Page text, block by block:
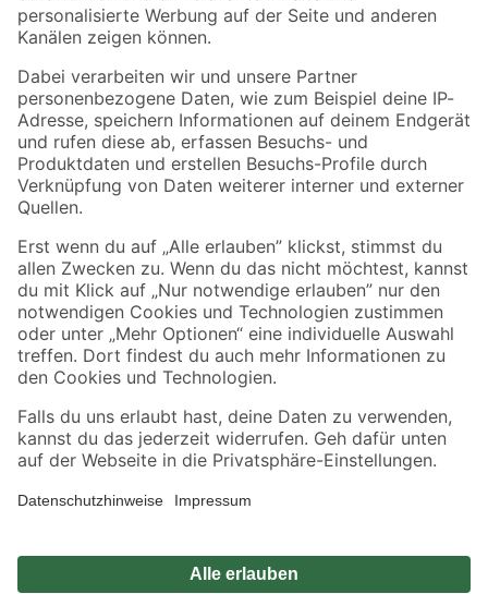
Folge uns
Zahlungsarten Versandarten
Sicher einkaufen
Jetzt die toom-App herunterladen
Alle Preisangaben in EUR inkl. gesetzl. MwSt.. Die dargestellten Angebote sind unter
Umständen nicht in allen Märkten verfügbar. Die angegebenen Verfügbarkeiten beziehen
Produkte nur solange der Vorrat reicht.
*Paketversand ab 59 € versandkostenfrei, gilt nicht für Artikel mit Speditionsversand, hier
Privatsphäre Impressum